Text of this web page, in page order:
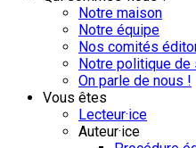
Notre maison
Notre équipe
Nos comités
Notre politique de
On parle de nous !
Vous êtes
Lecteur·ice
Auteur·ice